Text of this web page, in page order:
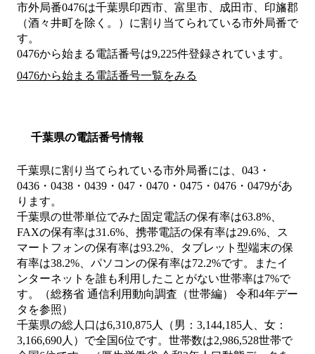
市外局番0476は千葉県印西市、富里市、成田市、印旛郡
（酒々井町を除く。） に割り当てられている市外局番で
す。
0476から始まる電話番号は9,225件登録されています。
0476から始まる電話番号一覧をみる
千葉県の電話番号情報
千葉県に割り当てられている市外局番には、043・
0436・0438・0439・047・0470・0475・0476・0479があ
ります。
千葉県の世帯単位でみた固定電話の保有率は63.8%、
FAXの保有率は31.6%、携帯電話の保有率は29.6%、ス
マートフォンの保有率は93.2%、タブレット型端末の保
有率は38.2%、パソコンの保有率は72.2%です。またイ
ンターネットを誰も利用したことがない世帯率は7%で
す。（総務省 通信利用動向調査（世帯編） 令和4年デー
タを参照）
千葉県の総人口は6,310,875人（男：3,144,185人、女：
3,166,690人）で全国6位です。世帯数は2,986,528世帯で